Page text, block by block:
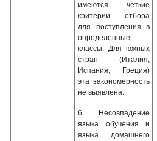
имеются четкие
критерии отбора
для поступления в
определенные
классы. Для южных
стран (Италия,
Испания, Греция)
эта закономерность
не выявлена.
6.
Несовпадение
языка обучения и
языка домашнего